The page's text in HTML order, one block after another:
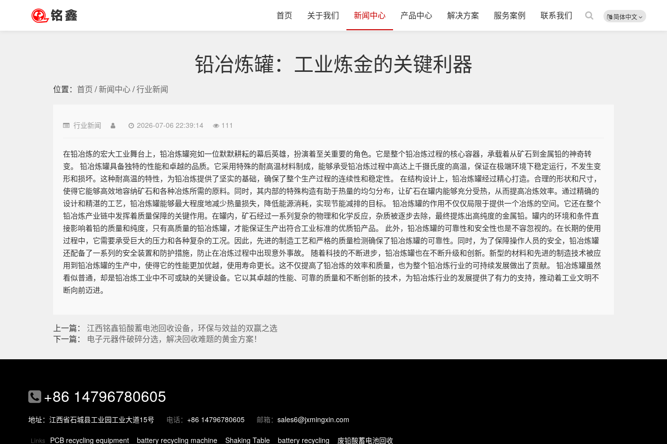
简体中文
首页 关于我们 新闻中心 产品中心 解决方案 服务案例 联系我们
铅冶炼罐：工业炼金的关键利器
位置： 首页 /新闻中心/行业新闻
行业新闻 2026-07-06 22:39:14 111
在铅冶炼的宏大工业舞台上，铅冶炼罐宛如一位默默耕耘的幕后英雄，扮演着至关重要的角色。它是整个铅冶炼过程的核心容器，承载着从矿石到金属铅的神奇转
变。 铅冶炼罐具备独特的性能和卓越的品质。它采用特殊的耐高温材料制成，能够承受铅冶炼过程中高达上千摄氏度的高温，保证在极端环境下稳定运行，不发生变
形和损坏。这种耐高温的特性，为铅冶炼提供了坚实的基础，确保了整个生产过程的连续性和稳定性。 在结构设计上，铅冶炼罐经过精心打造。合理的形状和尺寸，
使得它能够高效地容纳矿石和各种冶炼所需的原料。同时，其内部的特殊构造有助于热量的均匀分布，让矿石在罐内能够充分受热，从而提高冶炼效率。通过精确的
设计和精湛的工艺，铅冶炼罐能够最大程度地减少热量损失，降低能源消耗，实现节能减排的目标。 铅冶炼罐的作用不仅仅局限于提供一个冶炼的空间。它还在整个
铅冶炼产业链中发挥着质量保障的关键作用。在罐内，矿石经过一系列复杂的物理和化学反应，杂质被逐步去除，最终提炼出高纯度的金属铅。罐内的环境和条件直
接影响着铅的质量和纯度，只有高质量的铅冶炼罐，才能保证生产出符合工业标准的优质铅产品。 此外，铅冶炼罐的可靠性和安全性也是不容忽视的。在长期的使用
过程中，它需要承受巨大的压力和各种复杂的工况。因此，先进的制造工艺和严格的质量检测确保了铅冶炼罐的可靠性。同时，为了保障操作人员的安全，铅冶炼罐
还配备了一系列的安全装置和防护措施，防止在冶炼过程中出现意外事故。 随着科技的不断进步，铅冶炼罐也在不断升级和创新。新型的材料和先进的制造技术被应
用到铅冶炼罐的生产中，使得它的性能更加优越，使用寿命更长。这不仅提高了铅冶炼的效率和质量，也为整个铅冶炼行业的可持续发展做出了贡献。 铅冶炼罐虽然
看似普通，却是铅冶炼工业中不可或缺的关键设备。它以其卓越的性能、可靠的质量和不断创新的技术，为铅冶炼行业的发展提供了有力的支持，推动着工业文明不
断向前迈进。
上一篇： 江西铭鑫铅酸蓄电池回收设备，环保与效益的双赢之选
下一篇： 电子元器件破碎分选，解决回收难题的黄金方案！
+86 14796780605
地址：江西省石城县工业园工业大道15号 电话： +86 14796780605 邮箱： sales6@jxmingxin.com
Links PCB recycling equipment battery recycling machine Shaking Table battery recycling 废铅酸蓄电池回收